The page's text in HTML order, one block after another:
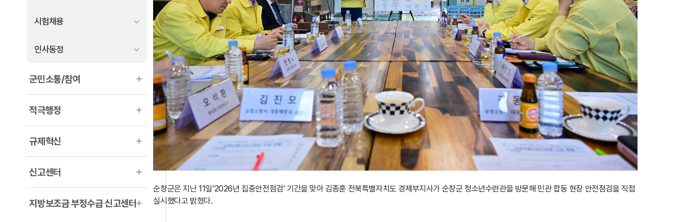
시험채용
인사동정
군민소통/참여
적극행정
규제혁신
신고센터
지방보조금 부정수급 신고센터
순창군은 지난 11일‘2026년 집중안전점검’ 기간을 맞아 김종훈 전북특별자치도 경제부지사가 순창군 청소년수련관을 방문해 민관 합동 현장 안전점검을 직접
실시했다고 밝혔다.